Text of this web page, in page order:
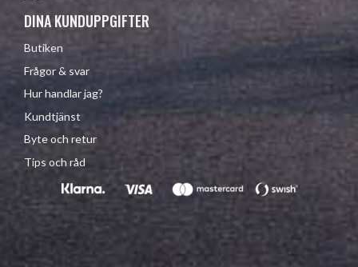
DINA KUNDUPPGIFTER
Butiken
Frågor & svar
Hur handlar jag?
Kundtjänst
Byte och retur
Tips och råd